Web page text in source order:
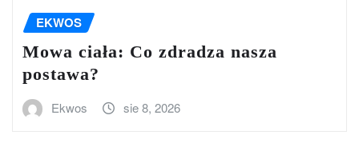
EKWOS
Mowa ciała: Co zdradza nasza
postawa?
Ekwos sie 8, 2026